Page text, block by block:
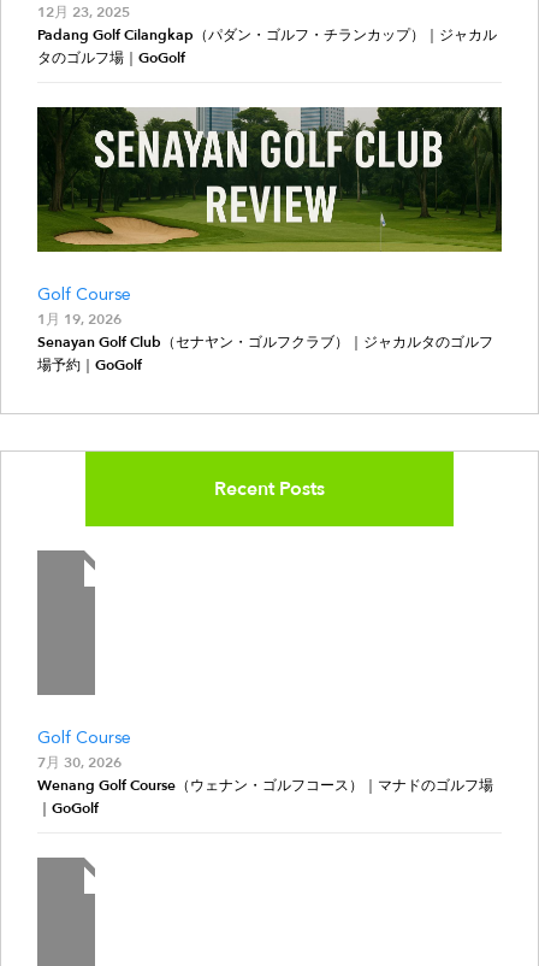
12月 23, 2025
Padang Golf Cilangkap（パダン・ゴルフ・チランカップ）｜ジャカル
タのゴルフ場｜GoGolf
Golf Course
1月 19, 2026
Senayan Golf Club（セナヤン・ゴルフクラブ）｜ジャカルタのゴルフ
場予約｜GoGolf
Recent Posts
Golf Course
7月 30, 2026
Wenang Golf Course（ウェナン・ゴルフコース）｜マナドのゴルフ場
｜GoGolf